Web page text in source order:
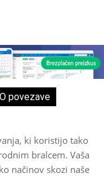
povezave
ki koristijo tako
bralcem. Vaša
načinov skozi naše